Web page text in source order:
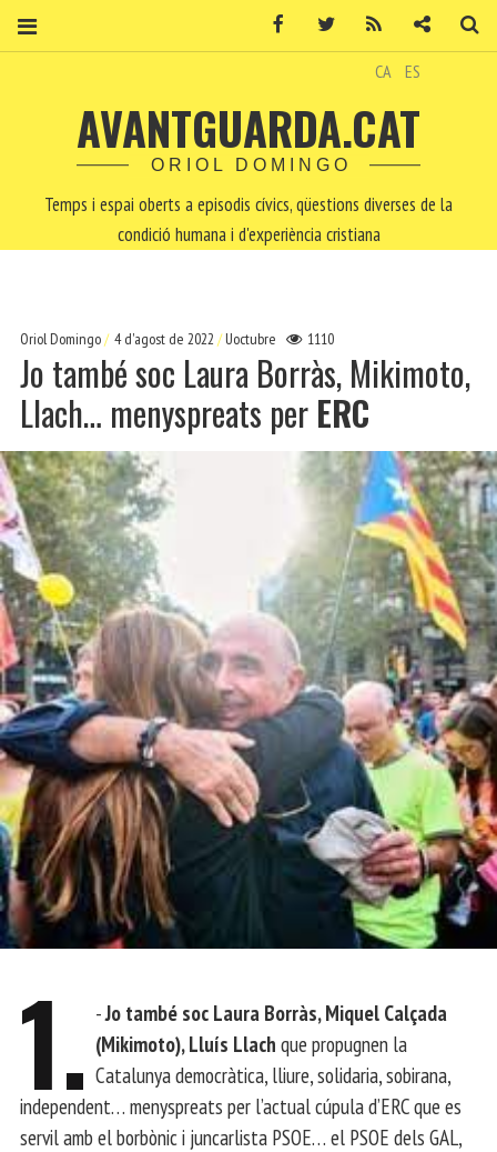
CA ES
AVANTGUARDA.CAT
ORIOL DOMINGO
Temps i espai oberts a episodis cívics, qüestions diverses de la
condició humana i d'experiència cristiana
Oriol Domingo 4 d'agost de 2022 Uoctubre 1110
Jo també soc Laura Borràs, Mikimoto,
Llach… menyspreats per ERC
1. -Jo també soc Laura Borràs, Miquel Calçada
(Mikimoto), Lluís Llachque propugnen la
Catalunya democràtica, lliure, solidaria, sobirana,
independent… menyspreats per l’actual cúpula d’ERC que es
servil amb el borbònic i juncarlista PSOE… el PSOE dels GAL,
Facebook Twitter Contacte